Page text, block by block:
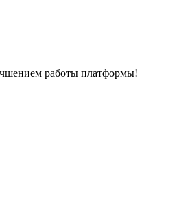
работы платформы!